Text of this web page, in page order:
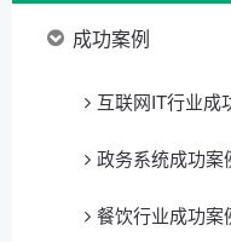
成功案例
互联网IT行业成
政务系统成功案
餐饮行业成功案